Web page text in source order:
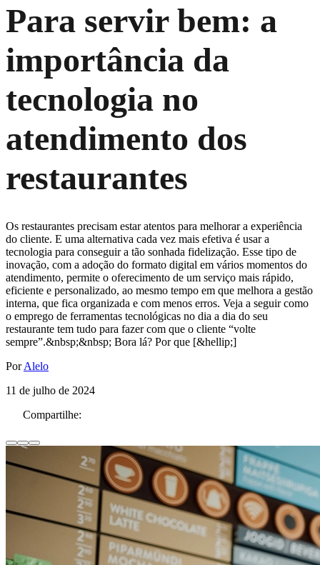
Para servir bem: a
importância da
tecnologia no
atendimento dos
restaurantes
Os restaurantes precisam estar atentos para melhorar a experiência
do cliente. E uma alternativa cada vez mais efetiva é usar a
tecnologia para conseguir a tão sonhada fidelização. Esse tipo de
inovação, com a adoção do formato digital em vários momentos do
atendimento, permite o oferecimento de um serviço mais rápido,
eficiente e personalizado, ao mesmo tempo em que melhora a gestão
interna, que fica organizada e com menos erros. Veja a seguir como
o emprego de ferramentas tecnológicas no dia a dia do seu
restaurante tem tudo para fazer com que o cliente “volte
sempre”.&nbsp;&nbsp; Bora lá? Por que [&hellip;]
PorAlelo
11 de julho de 2024
Compartilhe: